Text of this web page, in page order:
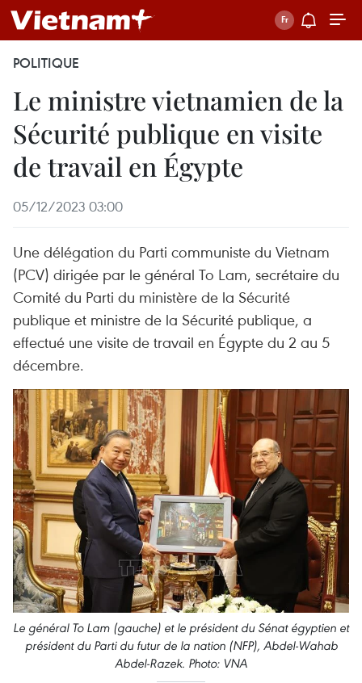
POLITIQUE
Le ministre vietnamien de la
Sécurité publique en visite
de travail en Égypte
05/12/2023 03:00
Une délégation du Parti communiste du Vietnam
(PCV) dirigée par le général To Lam, secrétaire du
Comité du Parti du ministère de la Sécurité
publique et ministre de la Sécurité publique, a
effectué une visite de travail en Égypte du 2 au 5
décembre.
Le général To Lam (gauche) et le président du Sénat égyptien et
président du Parti du futur de la nation (NFP), Abdel-Wahab
Abdel-Razek. Photo: VNA